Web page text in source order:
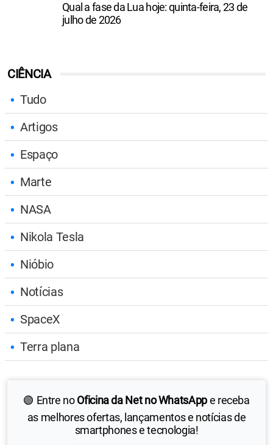
CIÊNCIA
Tudo
Artigos
Espaço
Marte
NASA
Nikola Tesla
Nióbio
Notícias
SpaceX
Terra plana
🟢 Entre noOficina da Net no WhatsAppe receba
as melhores ofertas, lançamentos e notícias de
smartphones e tecnologia!
Qual a fase da Lua hoje: quinta-feira, 23 de
julho de 2026